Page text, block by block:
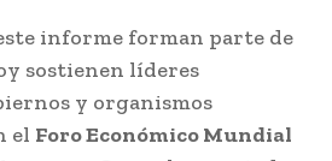
informe forman parte de
sostienen líderes
y organismos
el Foro Económico Mundial